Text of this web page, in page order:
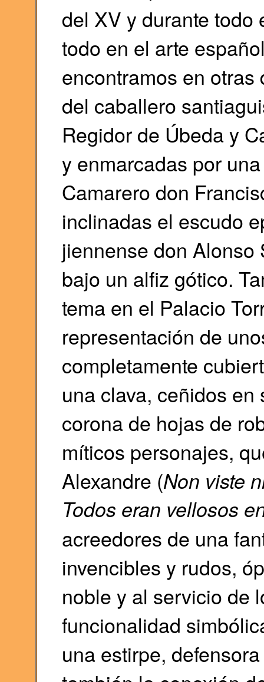
del XV y durante todo
todo en el arte
encontramos en
del caballero
Regidor de Úbeda y
y enmarcadas por
Camarero don
inclinadas el escudo
jiennense don Alonso
bajo un alfiz gótico.
tema en el Palacio
representación de
completamente
una clava, ceñidos
corona de hojas de
míticos personajes,
Alexandre (Non viste
Todos eran vellosos
acreedores de una
invencibles y rudos,
noble y al servicio de
funcionalidad
una estirpe,